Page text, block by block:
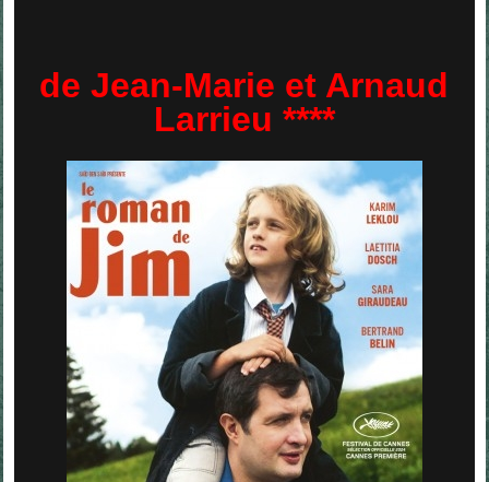
de Jean-Marie et Arnaud
Larrieu ****